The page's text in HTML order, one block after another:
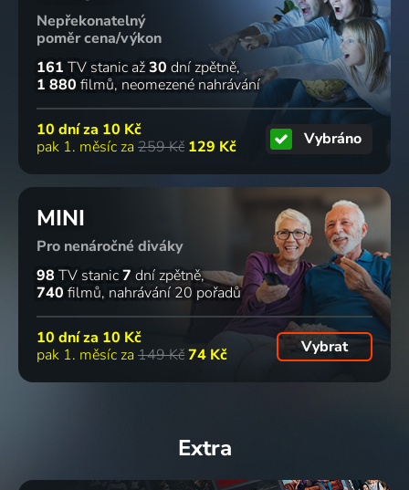
Nepřekonatelný
poměr cena/výkon
161 TV stanic až30 dní zpětně
1 880 filmů neomezené nahrávání
10 dní za 10 Kč
pak 1. měsíc za 259 Kč 129 Kč Vybráno
MINI
Pro nenáročné diváky
98 TV stanic7 dní zpětně
740 filmů nahrávání 20 pořadů
10 dní za 10 Kč
pak 1. měsíc za 149 Kč74 Kč Vybrat
Extra